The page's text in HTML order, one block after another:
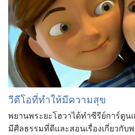
วีดีโอที่ทำให้มีความสุข
พยานพระยะโฮวาได้ทำซีรีย์การ์ตูน
มีศีลธรรมที่ดีและสอนเรื่องเกี่ยวกับ